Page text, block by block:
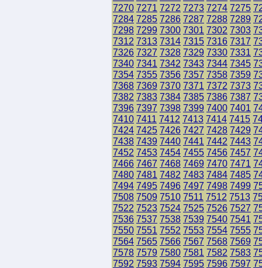
7270 7271 7272 7273 7274 7275
7284 7285 7286 7287 7288 7289
7298 7299 7300 7301 7302 7303
7312 7313 7314 7315 7316 7317
7326 7327 7328 7329 7330 7331
7340 7341 7342 7343 7344 7345
7354 7355 7356 7357 7358 7359
7368 7369 7370 7371 7372 7373
7382 7383 7384 7385 7386 7387
7396 7397 7398 7399 7400 7401
7410 7411 7412 7413 7414 7415
7424 7425 7426 7427 7428 7429
7438 7439 7440 7441 7442 7443
7452 7453 7454 7455 7456 7457
7466 7467 7468 7469 7470 7471
7480 7481 7482 7483 7484 7485
7494 7495 7496 7497 7498 7499
7508 7509 7510 7511 7512 7513
7522 7523 7524 7525 7526 7527
7536 7537 7538 7539 7540 7541
7550 7551 7552 7553 7554 7555
7564 7565 7566 7567 7568 7569
7578 7579 7580 7581 7582 7583
7592 7593 7594 7595 7596 7597